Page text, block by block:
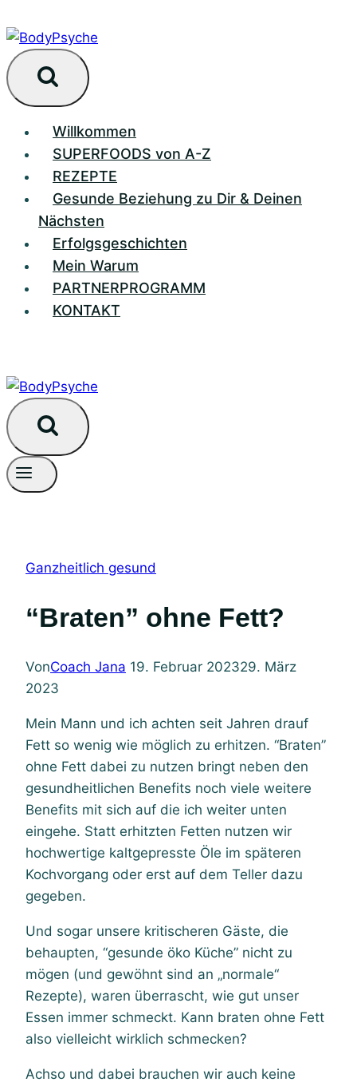
Inhalt
springen
Willkommen
SUPERFOODS von A-Z
REZEPTE
Gesunde Beziehung zu Dir & Deinen
Nächsten
Erfolgsgeschichten
Mein Warum
PARTNERPROGRAMM
KONTAKT
Ganzheitlich gesund
“braten” ohne Fett?
VonCoach Jana 19. Februar 202329. März
2023
Mein Mann und ich achten seit Jahren drauf
Fett so wenig wie möglich zu erhitzen. “Braten”
ohne Fett dabei zu nutzen bringt neben den
gesundheitlichen Benefits noch viele weitere
Benefits mit sich auf die ich weiter unten
eingehe. Statt erhitzten Fetten nutzen wir
hochwertige kaltgepresste Öle im späteren
Kochvorgang oder erst auf dem Teller dazu
gegeben.
Und sogar unsere kritischeren Gäste, die
behaupten, “gesunde öko Küche” nicht zu
mögen (und gewöhnt sind an „normale“
Rezepte), waren überrascht, wie gut unser
Essen immer schmeckt. Kann braten ohne Fett
also vielleicht wirklich schmecken?
Achso und dabei brauchen wir auch keine